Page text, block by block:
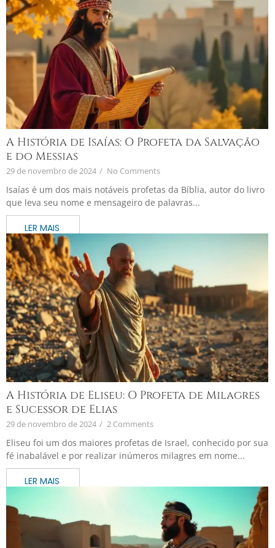
A História de Isaías: O Profeta da Salvação
e do Messias
29 de novembro de 2024 / No Comments
Isaías é um dos mais notáveis profetas da Bíblia, autor do livro
que leva seu nome e mensageiro de palavras...
A História de Eliseu: O Profeta de Milagres
e Sucessor de Elias
29 de novembro de 2024 / 2 Comments
Eliseu foi um dos maiores profetas de Israel, conhecido por sua
fé inabalável e por realizar inúmeros milagres em nome...